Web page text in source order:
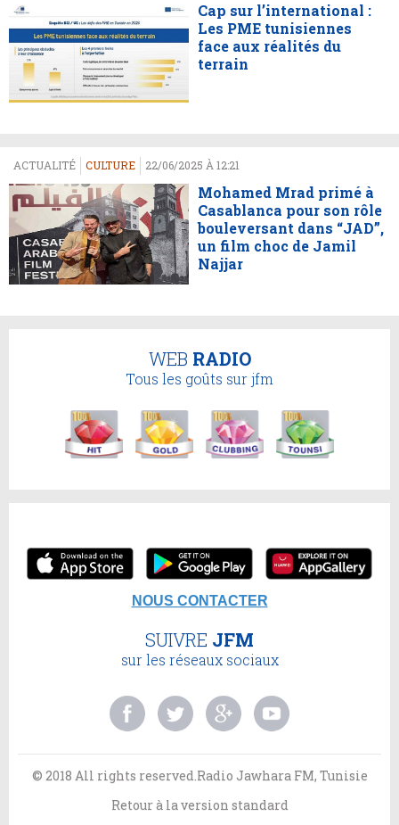
Cap sur l’international :
Les PME tunisiennes
face aux réalités du
terrain
ACTUALITÉ CULTURE 22/06/2025 À 12:21
Mohamed Mrad primé à
Casablanca pour son rôle
bouleversant dans “JAD”,
un film choc de Jamil
Najjar
WEB RADIO
Tous les goûts sur jfm
NOUS CONTACTER
SUIVRE JFM
sur les réseaux sociaux
© 2018 All rights reserved.Radio Jawhara FM, Tunisie
Retour à la version standard